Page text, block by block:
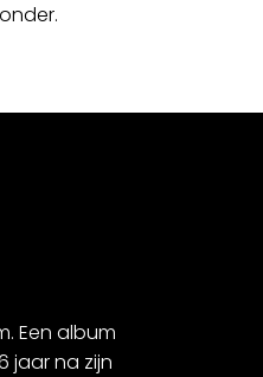
Een album
jaar na zijn